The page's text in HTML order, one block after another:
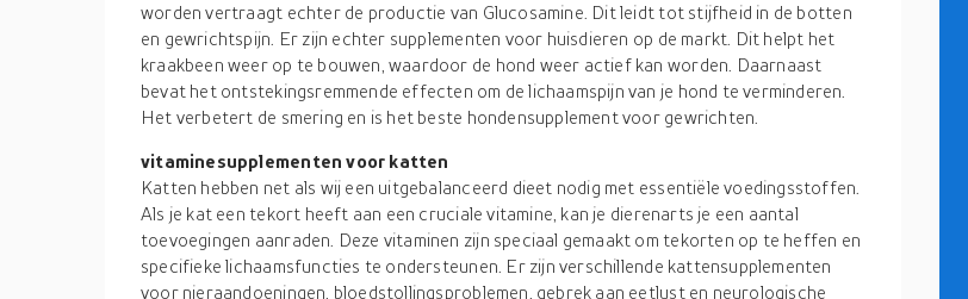
worden vertraagt echter de productie van Glucosamine. Dit leidt tot stijfheid in de botten
en gewrichtspijn. Er zijn echter supplementen voor huisdieren op de markt. Dit helpt het
kraakbeen weer op te bouwen, waardoor de hond weer actief kan worden. Daarnaast
bevat het ontstekingsremmende effecten om de lichaamspijn van je hond te verminderen.
Het verbetert de smering en is het beste hondensupplement voor gewrichten.
vitaminesupplementen voor katten
Katten hebben net als wij een uitgebalanceerd dieet nodig met essentiële voedingsstoffen.
Als je kat een tekort heeft aan een cruciale vitamine, kan je dierenarts je een aantal
toevoegingen aanraden. Deze vitaminen zijn speciaal gemaakt om tekorten op te heffen en
specifieke lichaamsfuncties te ondersteunen. Er zijn verschillende kattensupplementen
voor nieraandoeningen, bloedstollingsproblemen, gebrek aan eetlust en neurologische